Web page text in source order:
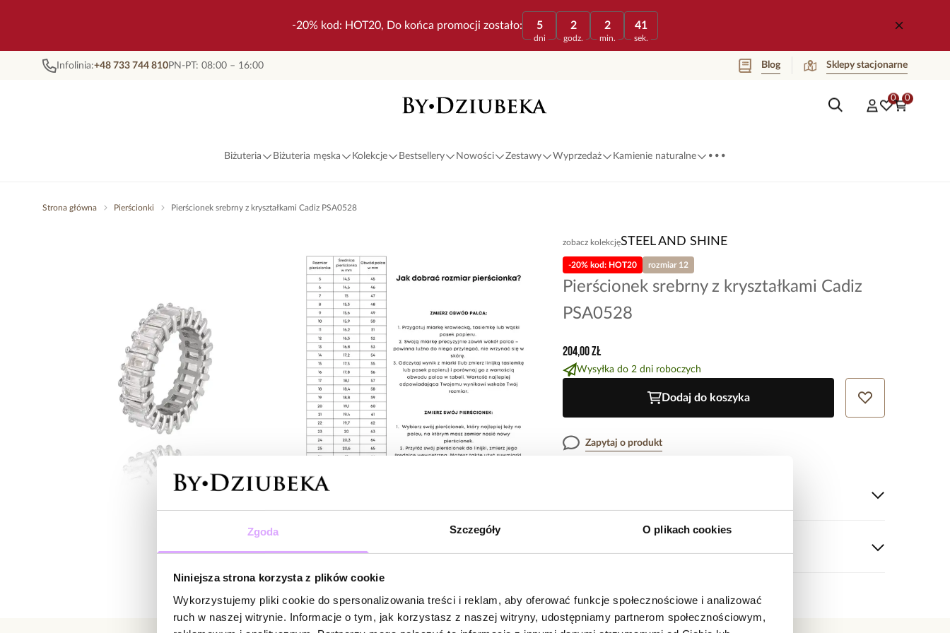
Zgoda Szczegóły O plikach cookies
Niniejsza strona korzysta z plików cookie
Wykorzystujemy pliki cookie do spersonalizowania treści i reklam, aby oferować funkcje społecznościowe i analizować
ruch w naszej witrynie. Informacje o tym, jak korzystasz z naszej witryny, udostępniamy partnerom społecznościowym,
-20% kod: HOT20, Do końca promocji zostało: 5
dni
2
godz.
2
min.
41
sek.
Infolinia:+48 733 744 810PN-PT: 08:00 – 16:00 Blog Sklepy stacjonarne
0 0
Biżuteria Biżuteria męska Kolekcje Bestsellery Nowości Zestawy Wyprzedaż Kamienie naturalne ...
Strona główna Pierścionki Pierścionek srebrny z kryształkami Cadiz PSA0528
zobacz kolekcjęSTEEL AND SHINE
Pierścionek srebrny z kryształkami Cadiz
PSA0528
-20% kod: HOT20 rozmiar 12
204,00 zł
Wysyłka do 2 dni roboczych
Dodaj do koszyka
Zapytaj o produkt
Surowiec: stal szlachetna.
Szerokość: 0,60 cm.
Zobacz inne produkty z kolekcji Steel and Shine
Brak opinii
Jeszcze nikt nie ocenił tego produktu.